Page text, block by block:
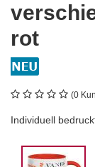
rot
(0
Individuell